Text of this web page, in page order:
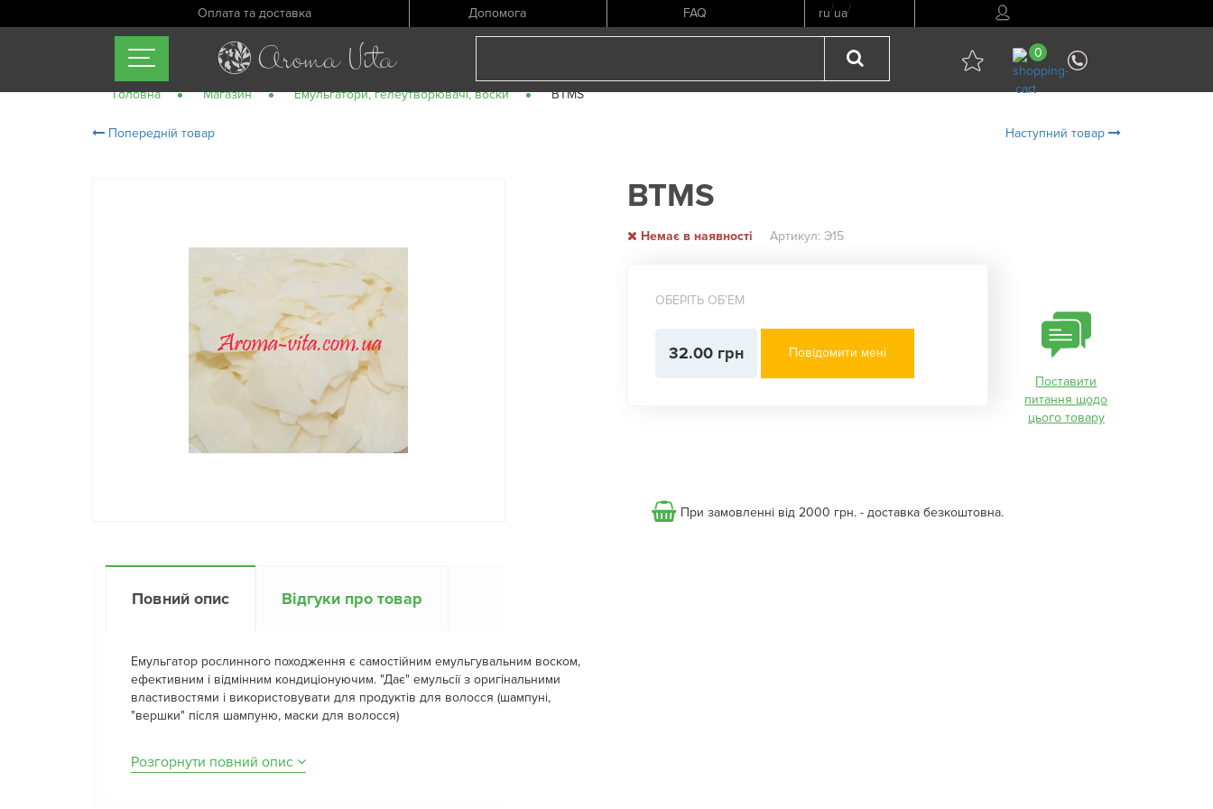
Оплата та доставка Допомога FAQ ru/ua/
0
Головна Магазин Емульгатори, гелеутворювачі, воски BTMS
Попередній товар Наступний товар
Повний опис Відгуки про товар
Емульгатор рослинного походження є самостійним емульгувальним воском,
ефективним і відмінним кондиціонуючим. "Дає" емульсії з оригінальними
властивостями і використовувати для продуктів для волосся (шампуні,
"вершки" після шампуню, маски для волосся)
Розгорнути повний опис
BTMS
Немає в наявності Артикул: Э15
ОБЕРІТЬ ОБʼЕМ
32.00 грн
Повідомити мені
Поставити
питання щодо
цього товару
При замовленні від 2000 грн. - доставка безкоштовна.